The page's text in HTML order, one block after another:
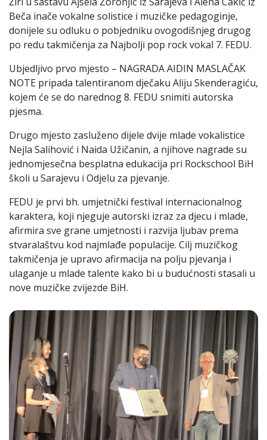
Beča inače vokalne solistice i muzičke pedagoginje,
donijele su odluku o pobjedniku ovogodišnjeg drugog
po redu takmičenja za Najbolji pop rock vokal 7. FEDU.
Ubjedljivo prvo mjesto – NAGRADA AIDIN MASLAČAK
NOTE pripada talentiranom dječaku Aliju Skenderagiću,
kojem će se do narednog 8. FEDU snimiti autorska
pjesma.
Drugo mjesto zasluženo dijele dvije mlade vokalistice
Nejla Salihović i Naida Užičanin, a njihove nagrade su
jednomjesečna besplatna edukacija pri Rockschool BiH
školi u Sarajevu i Odjelu za pjevanje.
FEDU je prvi bh. umjetnički festival internacionalnog
karaktera, koji njeguje autorski izraz za djecu i mlade,
afirmira sve grane umjetnosti i razvija ljubav prema
stvaralaštvu kod najmlađe populacije. Cilj muzičkog
takmičenja je upravo afirmacija na polju pjevanja i
ulaganje u mlade talente kako bi u budućnosti stasali u
nove muzičke zvijezde BiH.